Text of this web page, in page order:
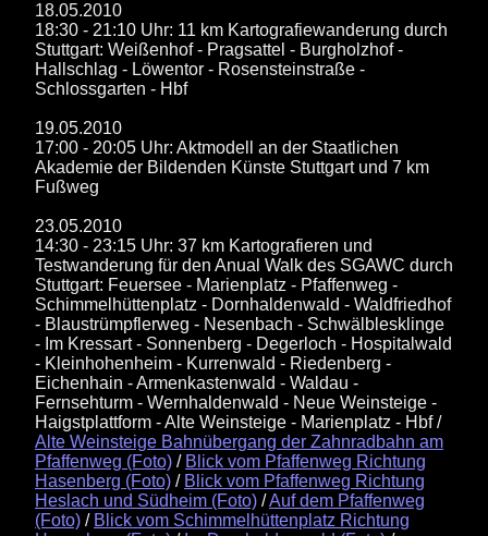
18.05.2010
18:30 - 21:10 Uhr: 11 km Kartografiewanderung durch
Stuttgart: Weißenhof - Pragsattel - Burgholzhof -
Hallschlag - Löwentor - Rosensteinstraße -
Schlossgarten - Hbf
19.05.2010
17:00 - 20:05 Uhr: Aktmodell an der Staatlichen
Akademie der Bildenden Künste Stuttgart und 7 km
Fußweg
23.05.2010
14:30 - 23:15 Uhr: 37 km Kartografieren und
Testwanderung für den Anual Walk des SGAWC durch
Stuttgart: Feuersee - Marienplatz - Pfaffenweg -
Schimmelhüttenplatz - Dornhaldenwald - Waldfriedhof
- Blaustrümpflerweg - Nesenbach - Schwälblesklinge
- Im Kressart - Sonnenberg - Degerloch - Hospitalwald
- Kleinhohenheim - Kurrenwald - Riedenberg -
Eichenhain - Armenkastenwald - Waldau -
Fernsehturm - Wernhaldenwald - Neue Weinsteige -
Haigstplattform - Alte Weinsteige - Marienplatz - Hbf /
Alte Weinsteige Bahnübergang der Zahnradbahn am
Pfaffenweg (Foto) / Blick vom Pfaffenweg Richtung
Hasenberg (Foto) / Blick vom Pfaffenweg Richtung
Heslach und Südheim (Foto) /Auf dem Pfaffenweg
(Foto) / Blick vom Schimmelhüttenplatz Richtung